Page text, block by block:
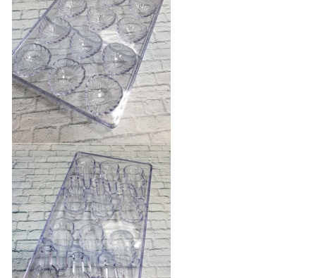
БЫСТРЫЙ ПРОСМОТР
Нет в наличии
Форма для шоколада
поликарбонатная "Сердце с рамкой"
400 руб.
БЫСТРЫЙ ПРОСМОТР
Нет в наличии